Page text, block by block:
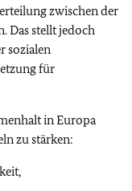
zwischen der
Das stellt jedoch
sozialen
für
in Europa
zu stärken: